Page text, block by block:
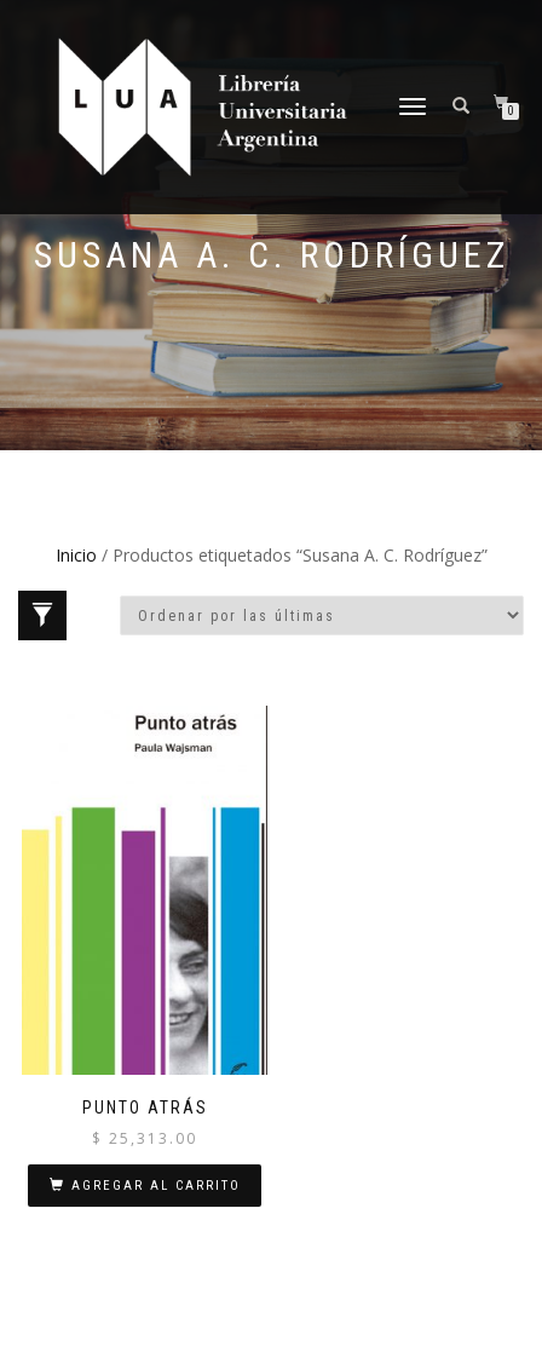
NAVEGACIÓN
0
SUSANA A. C. RODRÍGUEZ
Inicio / Productos etiquetados “Susana A. C. Rodríguez”
PUNTO ATRÁS
$ 25,313.00
AGREGAR AL CARRITO